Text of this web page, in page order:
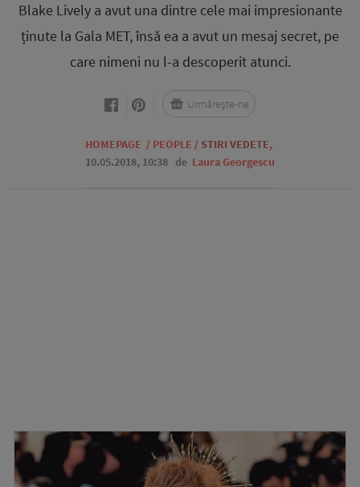
Blake Lively a avut una dintre cele mai impresionante
ținute la Gala MET, însă ea a avut un mesaj secret, pe
care nimeni nu l-a descoperit atunci.
HOMEPAGE / PEOPLE / STIRI VEDETE,
10.05.2018, 10:38 de Laura Georgescu
Urmărește-ne